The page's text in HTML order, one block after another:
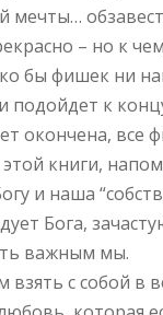
мечты…
– но к
бы фишек ни
подойдет к
окончена, все
книги,
и наша
Бога,
важным мы.
с собой в